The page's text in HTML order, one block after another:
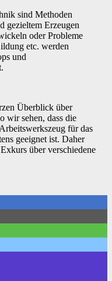
sind Methoden
gezieltem Erzeugen
oder Probleme
etc. werden
und
Überblick über
wir sehen, dass die
für das
geeignet ist. Daher
über verschiedene